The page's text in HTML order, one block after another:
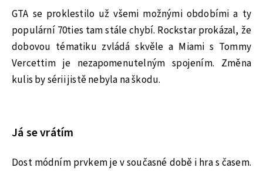
GTA se proklestilo už všemi možnými obdobími a ty
populární 70ties tam stále chybí. Rockstar prokázal, že
dobovou tématiku zvládá skvěle a Miami s Tommy
Vercettim je nezapomenutelným spojením. Změna
kulis by sérii jistě nebyla na škodu.
Já se vrátím
Dost módním prvkem je v současné době i hra s časem.